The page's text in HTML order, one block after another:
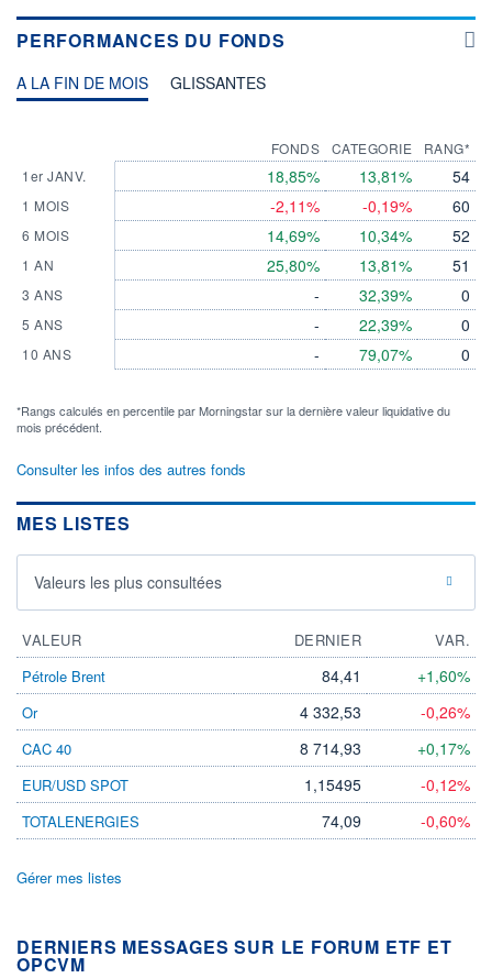
PERFORMANCES DU FONDS
A LA FIN DE MOIS GLISSANTES
1er JANV.
1 MOIS
6 MOIS
1 AN
3 ANS
5 ANS
10 ANS
FONDS
18,85%
-2,11%
14,69%
25,80%
-
-
-
CATEGORIE
13,81%
-0,19%
10,34%
13,81%
32,39%
22,39%
79,07%
RANG*
54
60
52
51
0
0
0
*Rangs calculés en percentile par Morningstar sur la dernière valeur liquidative du
mois précédent.
Consulter les infos des autres fonds
MES LISTES
Valeurs les plus consultées
VALEUR DERNIER
VAR.
Pétrole Brent
84,41 +1,60%
Or 4 332,53 -0,26%
CAC 40 8 714,93 +0,17%
EUR/USD SPOT 1,15495 -0,12%
TOTALENERGIES 74,09 -0,60%
Gérer mes listes
DERNIERS MESSAGES SUR LE FORUM ETF ET
OPCVM